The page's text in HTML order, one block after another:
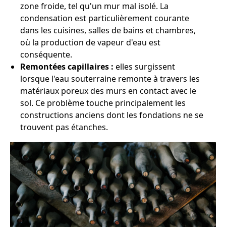
zone froide, tel qu'un mur mal isolé. La
condensation est particulièrement courante
dans les cuisines, salles de bains et chambres,
où la production de vapeur d'eau est
conséquente.
Remontées capillaires : elles surgissent
lorsque l'eau souterraine remonte à travers les
matériaux poreux des murs en contact avec le
sol. Ce problème touche principalement les
constructions anciens dont les fondations ne se
trouvent pas étanches.